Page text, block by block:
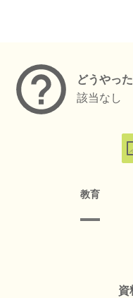
どうやっ
該当なし
教育
資